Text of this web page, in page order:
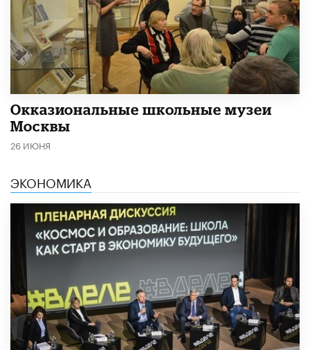
​Окказиональные школьные музеи
Москвы
26 ИЮНЯ
ЭКОНОМИКА